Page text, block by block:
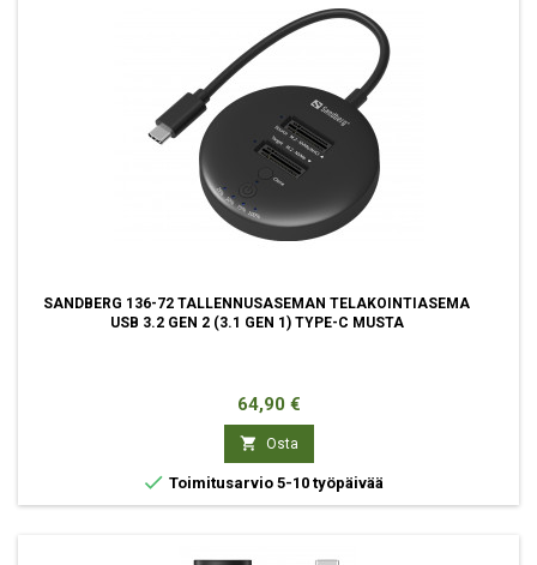
SANDBERG 136-72 TALLENNUSASEMAN TELAKOINTIASEMA
USB 3.2 GEN 2 (3.1 GEN 1) TYPE-C MUSTA
Hinta
64,90 €
 Osta
 Toimitusarvio 5-10 työpäivää